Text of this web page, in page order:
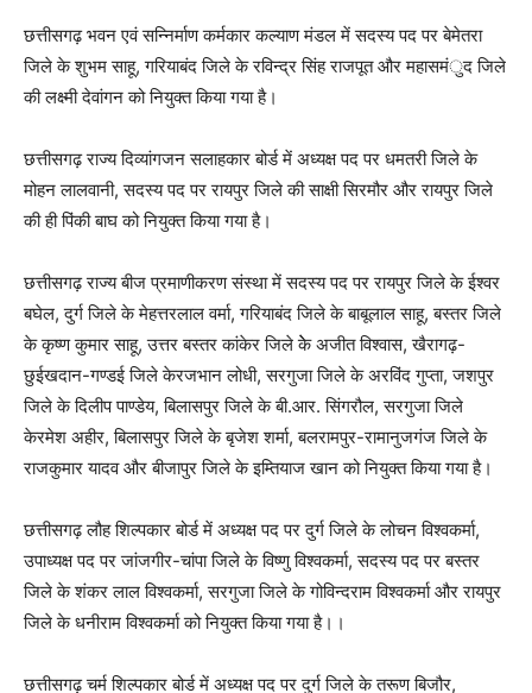
छत्तीसगढ़ भवन एवं सन्निर्माण कर्मकार कल्याण मंडल में सदस्य पद पर बेमेतरा
जिले के शुभम साहू, गरियाबंद जिले के रविन्द्र सिंह राजपूत और महासमंुद जिले
की लक्ष्मी देवांगन को नियुक्त किया गया है।
छत्तीसगढ़ राज्य दिव्यांगजन सलाहकार बोर्ड में अध्यक्ष पद पर धमतरी जिले के
मोहन लालवानी, सदस्य पद पर रायपुर जिले की साक्षी सिरमौर और रायपुर जिले
की ही पिंकी बाघ को नियुक्त किया गया है।
छत्तीसगढ़ राज्य बीज प्रमाणीकरण संस्था में सदस्य पद पर रायपुर जिले के ईश्वर
बघेल, दुर्ग जिले के मेहत्तरलाल वर्मा, गरियाबंद जिले के बाबूलाल साहू, बस्तर जिले
के कृष्ण कुमार साहू, उत्तर बस्तर कांकेर जिले केे अजीत विश्वास, खैरागढ़-
छुईखदान-गण्डई जिले केरजभान लोधी, सरगुजा जिले के अरविंद गुप्ता, जशपुर
जिले के दिलीप पाण्डेय, बिलासपुर जिले के बी.आर. सिंगरौल, सरगुजा जिले
केरमेश अहीर, बिलासपुर जिले के बृजेश शर्मा, बलरामपुर-रामानुजगंज जिले के
राजकुमार यादव और बीजापुर जिले के इम्तियाज खान को नियुक्त किया गया है।
छत्तीसगढ़ लौह शिल्पकार बोर्ड में अध्यक्ष पद पर दुर्ग जिले के लोचन विश्वकर्मा,
उपाध्यक्ष पद पर जांजगीर-चांपा जिले के विष्णु विश्वकर्मा, सदस्य पद पर बस्तर
जिले के शंकर लाल विश्वकर्मा, सरगुजा जिले के गोविन्दराम विश्वकर्मा और रायपुर
जिले के धनीराम विश्वकर्मा को नियुक्त किया गया है।।
छत्तीसगढ़ चर्म शिल्पकार बोर्ड में अध्यक्ष पद पर दुर्ग जिले के तरूण बिजौर,